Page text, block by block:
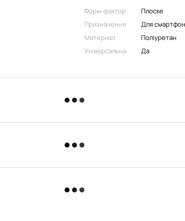
Форм-фактор
Плоске
Призначення
Для
Материал
Поліуретан
Універсальна
Да